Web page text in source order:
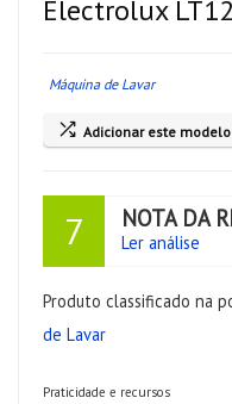
Electrolux
Máquina de Lavar
Adicionar este
7 NOTA DA
Ler análise
Produto classificado na
de Lavar
Praticidade e recursos